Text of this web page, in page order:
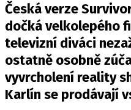
OSOBNÍ
Česká verze
dočká velkolepého
televizní diváci
ostatně osobně
vyvrcholení reality
Karlín se prodávají